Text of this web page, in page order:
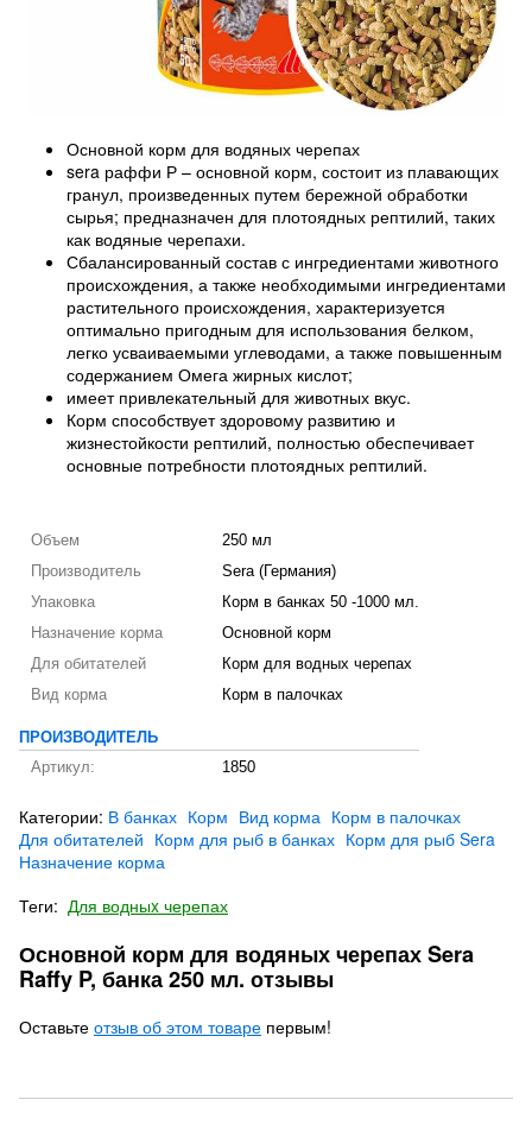
Основной корм для водяных черепах
sera раффи Р – основной корм, состоит из плавающих
гранул, произведенных путем бережной обработки
сырья; предназначен для плотоядных рептилий, таких
как водяные черепахи.
Сбалансированный состав с ингредиентами животного
происхождения, а также необходимыми ингредиентами
растительного происхождения, характеризуется
оптимально пригодным для использования белком,
легко усваиваемыми углеводами, а также повышенным
содержанием Омега жирных кислот;
имеет привлекательный для животных вкус.
Корм способствует здоровому развитию и
жизнестойкости рептилий, полностью обеспечивает
основные потребности плотоядных рептилий.
Объем
250 мл
Производитель
Sera (Германия)
Упаковка
Корм в банках 50 -1000 мл.
Назначение корма
Основной корм
Для обитателей
Корм для водных черепах
Вид корма
Корм в палочках
ПРОИЗВОДИТЕЛЬ
Артикул:
1850
Категории: В банках Корм Вид корма Корм в палочках
Для обитателей Корм для рыб в банках Корм для рыб Sera
Назначение корма
Теги: Для водныx черепах
Основной корм для водяных черепах Sera
Raffy P, банка 250 мл. отзывы
Оставьте отзыв об этом товаре первым!